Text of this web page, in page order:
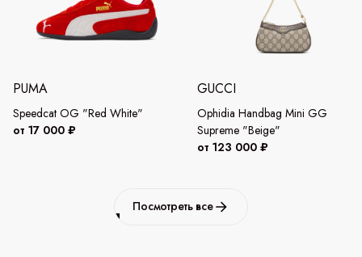
PUMA
Speedcat OG "Red White"
от 17 000 ₽
GUCCI
Ophidia Handbag Mini GG
Supreme "Beige"
от 123 000 ₽
Посмотреть все